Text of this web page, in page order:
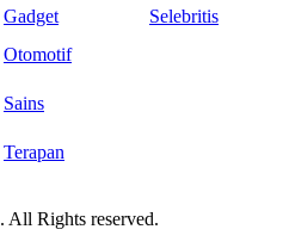
Gadget
Selebritis
Otomotif
Sains
Terapan
. All Rights reserved.